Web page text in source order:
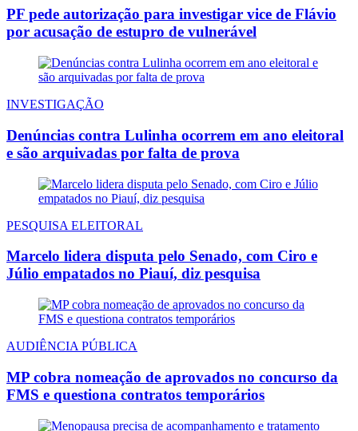
PF pede autorização para investigar vice de Flávio
por acusação de estupro de vulnerável
INVESTIGAÇÃO
Denúncias contra Lulinha ocorrem em ano eleitoral
e são arquivadas por falta de prova
PESQUISA ELEITORAL
Marcelo lidera disputa pelo Senado, com Ciro e
Júlio empatados no Piauí, diz pesquisa
AUDIÊNCIA PÚBLICA
MP cobra nomeação de aprovados no concurso da
FMS e questiona contratos temporários